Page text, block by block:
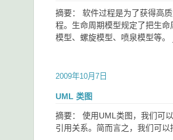
摘要： 软件过程是为了获得高
程。生命周期模型规定了把生
模型、螺旋模型、喷泉模型等。
2009年10月7日
UML 类图
摘要： 使用UML类图，我们可
引用关系。简而言之，我们可